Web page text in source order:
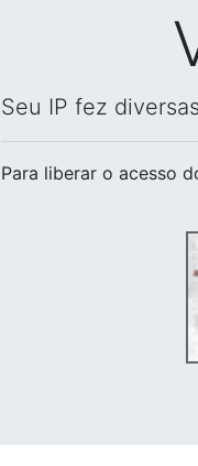
Seu IP fez
Para liberar o acesso